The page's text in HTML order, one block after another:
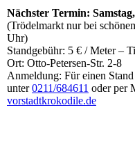
Nächster Termin:
(Trödelmarkt nur bei
Uhr)
Standgebühr: 5 € / Meter –
Ort: Otto-Petersen-Str. 2-8
Anmeldung: Für einen
unter0211/684611 oder per
vorstadtkrokodile.de